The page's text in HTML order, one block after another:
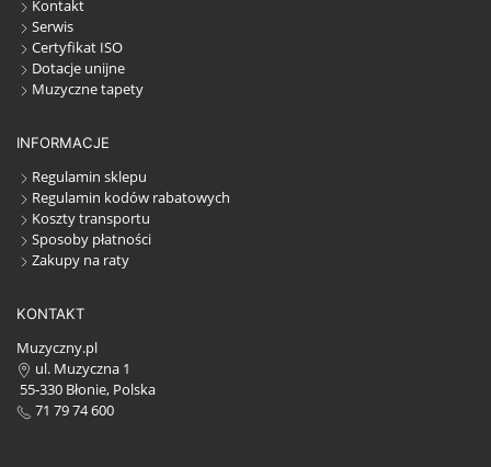
Kontakt
Serwis
Certyfikat ISO
Dotacje unijne
Muzyczne tapety
INFORMACJE
Regulamin sklepu
Regulamin kodów rabatowych
Koszty transportu
Sposoby płatności
Zakupy na raty
KONTAKT
Muzyczny.pl
ul. Muzyczna 1
55-330 Błonie, Polska
71 79 74 600